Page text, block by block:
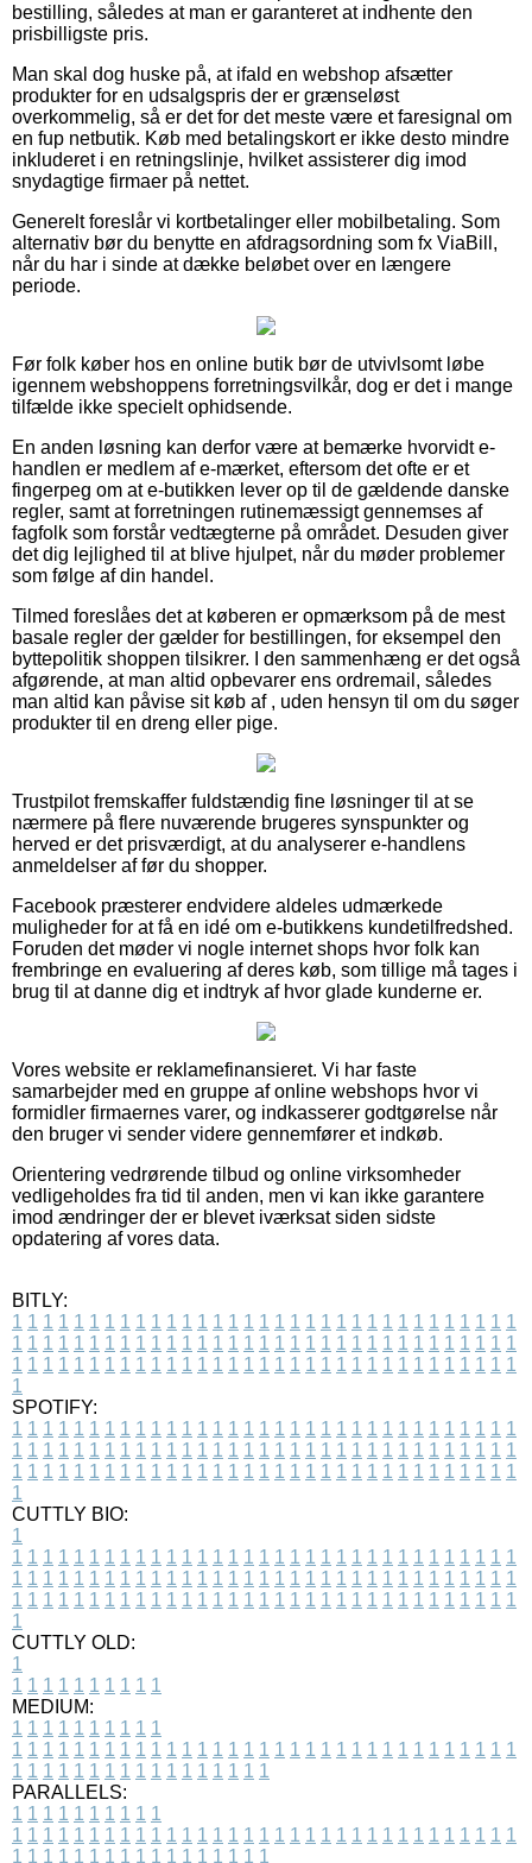
bestilling, således at man er garanteret at indhente den
prisbilligste pris.
Man skal dog huske på, at ifald en webshop afsætter
produkter for en udsalgspris der er grænseløst
overkommelig, så er det for det meste være et faresignal om
en fup netbutik. Køb med betalingskort er ikke desto mindre
inkluderet i en retningslinje, hvilket assisterer dig imod
snydagtige firmaer på nettet.
Generelt foreslår vi kortbetalinger eller mobilbetaling. Som
alternativ bør du benytte en afdragsordning som fx ViaBill,
når du har i sinde at dække beløbet over en længere
periode.
Før folk køber hos en online butik bør de utvivlsomt løbe
igennem webshoppens forretningsvilkår, dog er det i mange
tilfælde ikke specielt ophidsende.
En anden løsning kan derfor være at bemærke hvorvidt e-
handlen er medlem af e-mærket, eftersom det ofte er et
fingerpeg om at e-butikken lever op til de gældende danske
regler, samt at forretningen rutinemæssigt gennemses af
fagfolk som forstår vedtægterne på området. Desuden giver
det dig lejlighed til at blive hjulpet, når du møder problemer
som følge af din handel.
Tilmed foreslåes det at køberen er opmærksom på de mest
basale regler der gælder for bestillingen, for eksempel den
byttepolitik shoppen tilsikrer. I den sammenhæng er det også
afgørende, at man altid opbevarer ens ordremail, således
man altid kan påvise sit køb af , uden hensyn til om du søger
produkter til en dreng eller pige.
Trustpilot fremskaffer fuldstændig fine løsninger til at se
nærmere på flere nuværende brugeres synspunkter og
herved er det prisværdigt, at du analyserer e-handlens
anmeldelser af før du shopper.
Facebook præsterer endvidere aldeles udmærkede
muligheder for at få en idé om e-butikkens kundetilfredshed.
Foruden det møder vi nogle internet shops hvor folk kan
frembringe en evaluering af deres køb, som tillige må tages i
brug til at danne dig et indtryk af hvor glade kunderne er.
Vores website er reklamefinansieret. Vi har faste
samarbejder med en gruppe af online webshops hvor vi
formidler firmaernes varer, og indkasserer godtgørelse når
den bruger vi sender videre gennemfører et indkøb.
Orientering vedrørende tilbud og online virksomheder
vedligeholdes fra tid til anden, men vi kan ikke garantere
imod ændringer der er blevet iværksat siden sidste
opdatering af vores data.
BITLY:
1 1 1 1 1 1 1 1 1 1 1 1 1 1 1 1 1 1 1 1 1 1 1 1 1 1 1 1 1 1 1 1 1
1 1 1 1 1 1 1 1 1 1 1 1 1 1 1 1 1 1 1 1 1 1 1 1 1 1 1 1 1 1 1 1 1
1 1 1 1 1 1 1 1 1 1 1 1 1 1 1 1 1 1 1 1 1 1 1 1 1 1 1 1 1 1 1 1 1
1
SPOTIFY:
1 1 1 1 1 1 1 1 1 1 1 1 1 1 1 1 1 1 1 1 1 1 1 1 1 1 1 1 1 1 1 1 1
1 1 1 1 1 1 1 1 1 1 1 1 1 1 1 1 1 1 1 1 1 1 1 1 1 1 1 1 1 1 1 1 1
1 1 1 1 1 1 1 1 1 1 1 1 1 1 1 1 1 1 1 1 1 1 1 1 1 1 1 1 1 1 1 1 1
1
CUTTLY BIO:
1
1 1 1 1 1 1 1 1 1 1 1 1 1 1 1 1 1 1 1 1 1 1 1 1 1 1 1 1 1 1 1 1 1
1 1 1 1 1 1 1 1 1 1 1 1 1 1 1 1 1 1 1 1 1 1 1 1 1 1 1 1 1 1 1 1 1
1 1 1 1 1 1 1 1 1 1 1 1 1 1 1 1 1 1 1 1 1 1 1 1 1 1 1 1 1 1 1 1 1
1
CUTTLY OLD:
1
1 1 1 1 1 1 1 1 1 1
MEDIUM:
1 1 1 1 1 1 1 1 1 1
1 1 1 1 1 1 1 1 1 1 1 1 1 1 1 1 1 1 1 1 1 1 1 1 1 1 1 1 1 1 1 1 1
1 1 1 1 1 1 1 1 1 1 1 1 1 1 1 1 1
PARALLELS:
1 1 1 1 1 1 1 1 1 1
1 1 1 1 1 1 1 1 1 1 1 1 1 1 1 1 1 1 1 1 1 1 1 1 1 1 1 1 1 1 1 1 1
1 1 1 1 1 1 1 1 1 1 1 1 1 1 1 1 1